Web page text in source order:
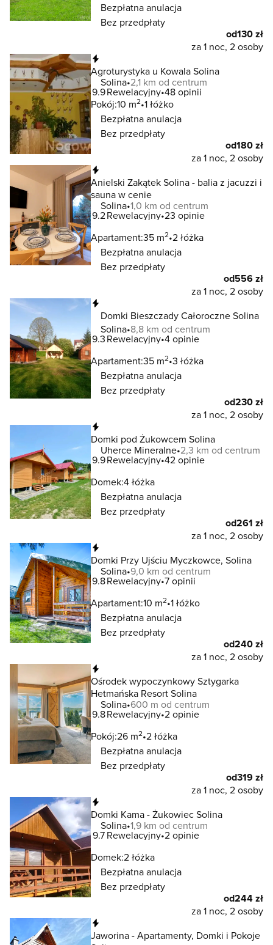
Bezpłatna anulacja
Bez przedpłaty
od130 zł
za 1 noc, 2 osoby
Agroturystyka u Kowala Solina
Solina 2,1 km od centrum
9.9Rewelacyjny 48 opinii
Pokój:10 m2 1 łóżko
Bezpłatna anulacja
Bez przedpłaty
od180 zł
za 1 noc, 2 osoby
Anielski Zakątek Solina - balia z jacuzzi i
sauna w cenie
Solina 1,0 km od centrum
9.2Rewelacyjny 23 opinie
Apartament:35 m2 2 łóżka
Bezpłatna anulacja
Bez przedpłaty
od556 zł
za 1 noc, 2 osoby
Domki Bieszczady Całoroczne Solina
Solina 8,8 km od centrum
9.3Rewelacyjny 4 opinie
Apartament:35 m2 3 łóżka
Bezpłatna anulacja
Bez przedpłaty
od230 zł
za 1 noc, 2 osoby
Domki pod Żukowcem Solina
Uherce Mineralne 2,3 km od centrum
9.9Rewelacyjny 42 opinie
Domek:4 łóżka
Bezpłatna anulacja
Bez przedpłaty
od261 zł
za 1 noc, 2 osoby
Domki Przy Ujściu Myczkowce, Solina
Solina 9,0 km od centrum
9.8Rewelacyjny 7 opinii
Apartament:10 m2 1 łóżko
Bezpłatna anulacja
Bez przedpłaty
od240 zł
za 1 noc, 2 osoby
Ośrodek wypoczynkowy Sztygarka
Hetmańska Resort Solina
Solina 600 m od centrum
9.8Rewelacyjny 2 opinie
Pokój:26 m2 2 łóżka
Bezpłatna anulacja
Bez przedpłaty
od319 zł
za 1 noc, 2 osoby
Domki Kama - Żukowiec Solina
Solina 1,9 km od centrum
9.7Rewelacyjny 2 opinie
Domek:2 łóżka
Bezpłatna anulacja
Bez przedpłaty
od244 zł
za 1 noc, 2 osoby
Jaworina - Apartamenty, Domki i Pokoje